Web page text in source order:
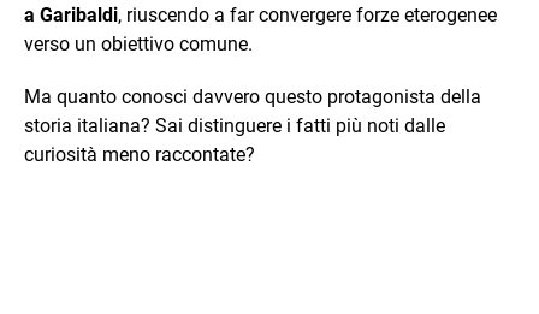
a Garibaldi, riuscendo a far convergere forze eterogenee
verso un obiettivo comune.
Ma quanto conosci davvero questo protagonista della
storia italiana? Sai distinguere i fatti più noti dalle
curiosità meno raccontate?